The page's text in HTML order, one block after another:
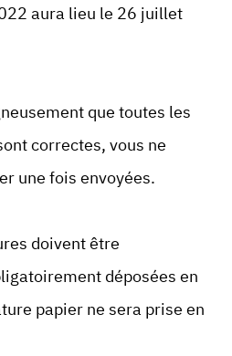
aura lieu le 26 juillet
que toutes les
correctes, vous ne
une fois envoyées.
doivent être
déposées en
papier ne sera prise en